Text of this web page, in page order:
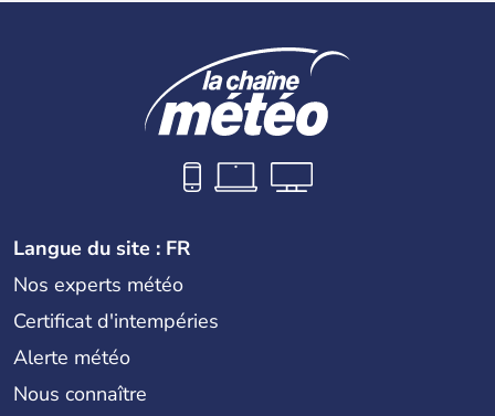
Langue du site : FR
Nos experts météo
Certificat d'intempéries
Alerte météo
Nous connaître